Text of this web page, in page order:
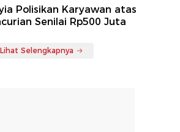
Polisikan Karyawan atas
Senilai Rp500 Juta
Lihat Selengkapnya